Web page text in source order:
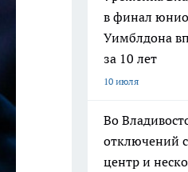
в финал
Уимблдона
за 10 лет
10 июля
Во
отключений
центр и